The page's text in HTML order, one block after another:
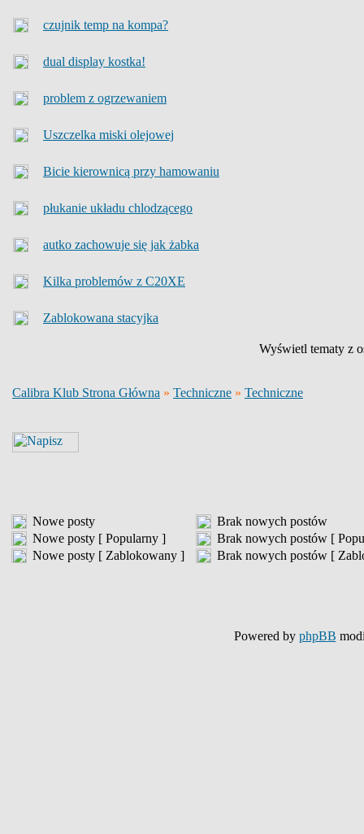
czujnik temp na kompa?
dual display kostka!
problem z ogrzewaniem
Uszczelka miski olejowej
Bicie kierownicą przy hamowaniu
płukanie układu chlodzącego
autko zachowuje się jak żabka
Kilka problemów z C20XE
Zablokowana stacyjka
Wyświetl tematy z
Calibra Klub Strona Główna » Techniczne » Techniczne
Nowe posty
Brak nowych postów
Nowe posty [ Popularny ]
Brak nowych postów [
Nowe posty [ Zablokowany ]
Brak nowych postów [
Powered by phpBB